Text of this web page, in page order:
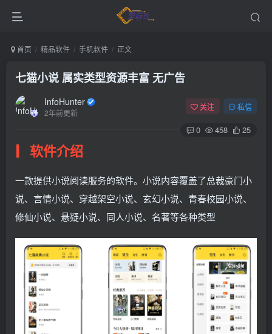
首页 精品软件 手机软件 正文
七猫小说 属实类型资源丰富 无广告
InfoHunter
2年前更新
关注 私信
0 458 25
软件介绍
一款提供小说阅读服务的软件。小说内容覆盖了总裁豪门小
说、言情小说、穿越架空小说、玄幻小说、青春校园小说、
修仙小说、悬疑小说、同人小说、名著等各种类型